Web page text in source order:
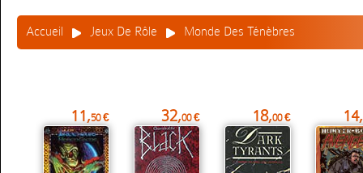
Accueil Jeux De Rôle Monde Des Ténèbres
11,50 € 32,00 € 18,00 € 14,